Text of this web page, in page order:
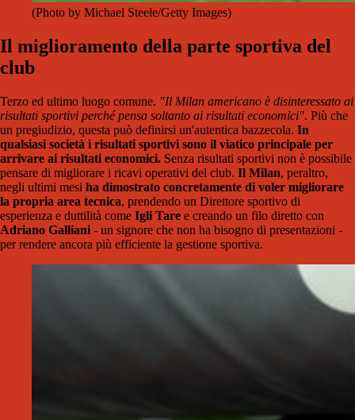
(Photo by Michael Steele/Getty Images)
Il miglioramento della parte sportiva del
club
Terzo ed ultimo luogo comune. "Il Milan americano è disinteressato ai
risultati sportivi perché pensa soltanto ai risultati economici". Più che
un pregiudizio, questa può definirsi un'autentica bazzecola. In
qualsiasi società i risultati sportivi sono il viatico principale per
arrivare ai risultati economici. Senza risultati sportivi non è possibile
pensare di migliorare i ricavi operativi del club. Il Milan, peraltro,
negli ultimi mesi ha dimostrato concretamente di voler migliorare
la propria area tecnica, prendendo un Direttore sportivo di
esperienza e duttilità come Igli Tare e creando un filo diretto con
Adriano Galliani - un signore che non ha bisogno di presentazioni -
per rendere ancora più efficiente la gestione sportiva.